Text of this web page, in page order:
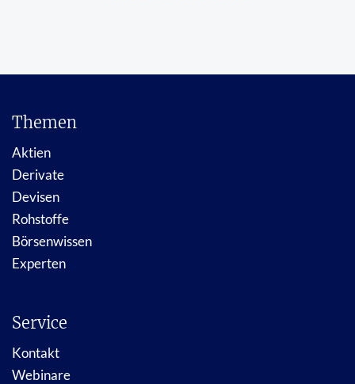
Themen
Aktien
Derivate
Devisen
Rohstoffe
Börsenwissen
Experten
Service
Kontakt
Webinare